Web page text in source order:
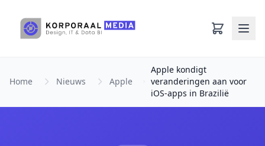
Home Nieuws Apple
Apple kondigt
veranderingen aan voor
iOS-apps in Brazilië